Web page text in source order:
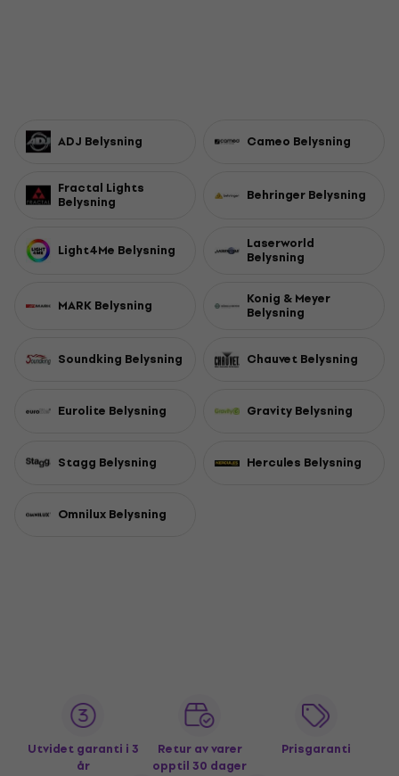
ADJ Belysning Cameo Belysning
Fractal Lights
Belysning Behringer Belysning
Light4Me Belysning Laserworld
Belysning
MARK Belysning Konig & Meyer
Belysning
Soundking Belysning Chauvet Belysning
Eurolite Belysning Gravity Belysning
Stagg Belysning Hercules Belysning
Omnilux Belysning
Utvidet garanti i 3
år
Retur av varer
opptil 30 dager
Prisgaranti